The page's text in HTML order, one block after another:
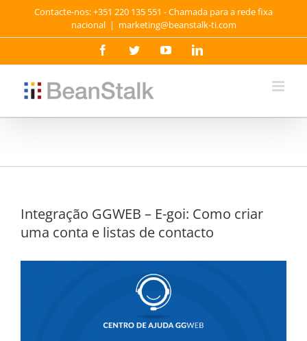
content
Contacte-nos: +351 220 135 551 - Chamada para a rede fixa
nacional | marketing@beanstalk-ti.com
FacebookTwitterYouTubeLinkedIn
Integração GGWEB – E-goi: Como criar
uma conta e listas de contacto